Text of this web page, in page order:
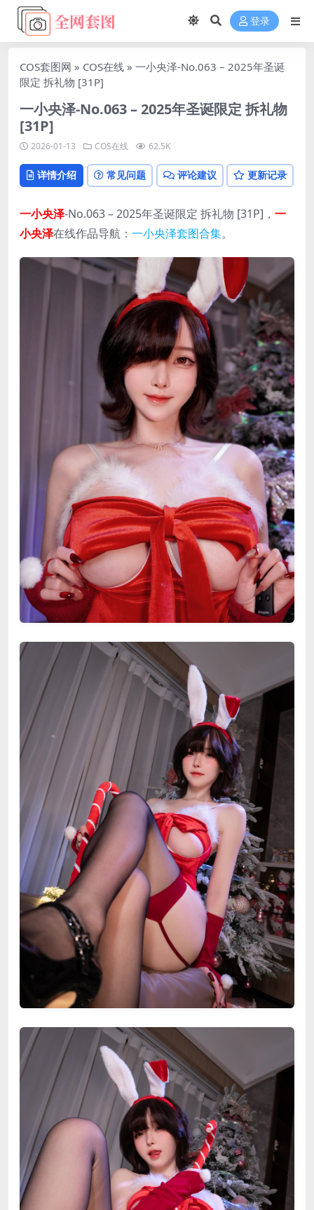
登录
COS套图网 » COS在线 » 一小央泽-No.063 – 2025年圣诞
限定 拆礼物 [31P]
一小央泽-No.063 – 2025年圣诞限定 拆礼物
[31P]
2026-01-13 COS在线 62.5K
详情介绍 常见问题 评论建议 更新记录
一小央泽-No.063 – 2025年圣诞限定 拆礼物 [31P]， 一
小央泽在线作品导航： 一小央泽套图合集。